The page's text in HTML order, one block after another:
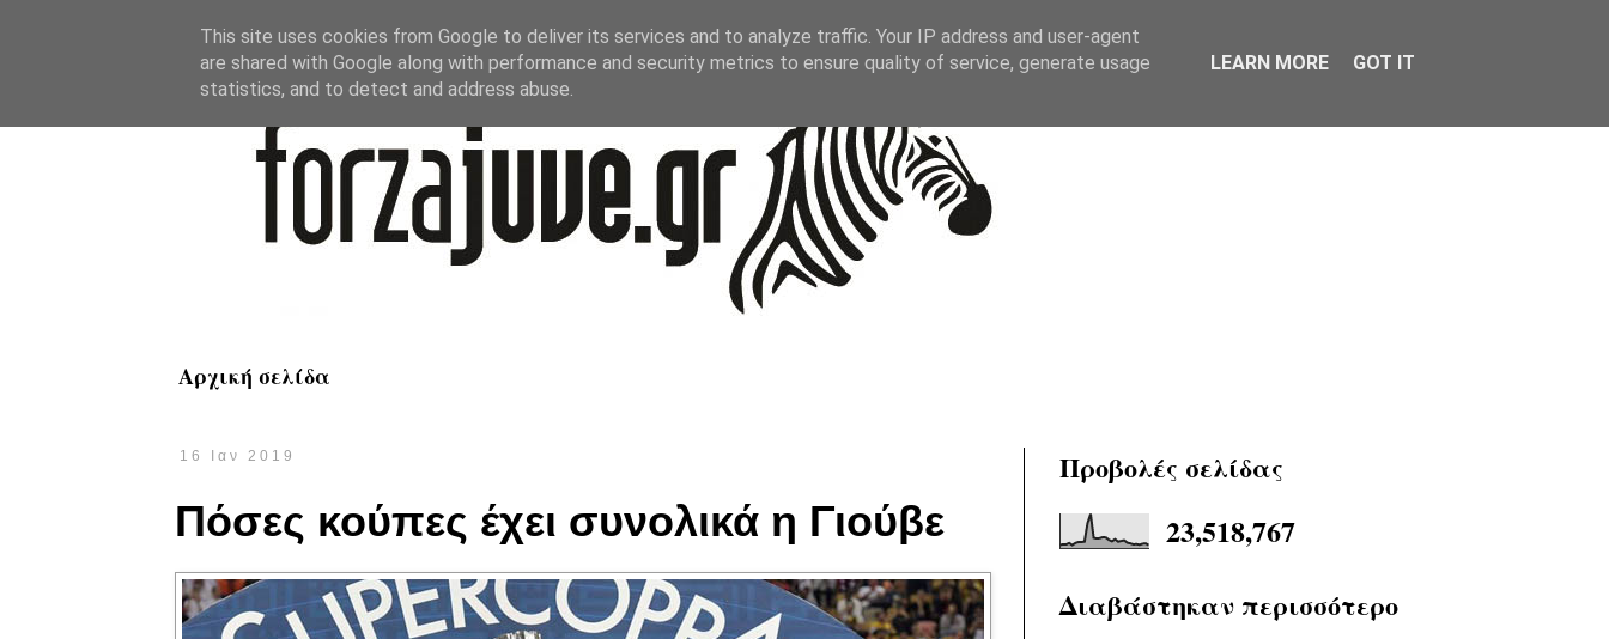
Αρχική σελίδα
16 Ιαν 2019
Πόσες κούπες έχει συνολικά η Γιούβε
Προβολές σελίδας
23,518,767
Διαβάστηκαν περισσότερο
This site uses cookies from Google to deliver its services and to analyze traffic. Your IP address and user-agent
are shared with Google along with performance and security metrics to ensure quality of service, generate usage
statistics, and to detect and address abuse.
LEARN MORE GOT IT